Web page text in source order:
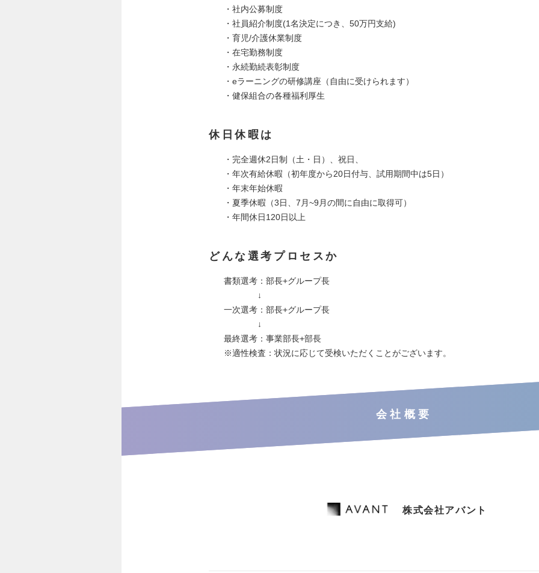
・社内公募制度
・社員紹介制度(1名決定につき、50万円支給)
・育児/介護休業制度
・在宅勤務制度
・永続勤続表彰制度
・eラーニングの研修講座（自由に受けられます）
・健保組合の各種福利厚生
休日休暇は
・完全週休2日制（土・日）、祝日、
・年次有給休暇（初年度から20日付与、試用期間中は5日）
・年末年始休暇
・夏季休暇（3日、7月~9月の間に自由に取得可）
・年間休日120日以上
どんな選考プロセスか
書類選考：部長+グループ長
↓
一次選考：部長+グループ長
↓
最終選考：事業部長+部長
※適性検査：状況に応じて受検いただくことがございます。
会社概要
株式会社アバント